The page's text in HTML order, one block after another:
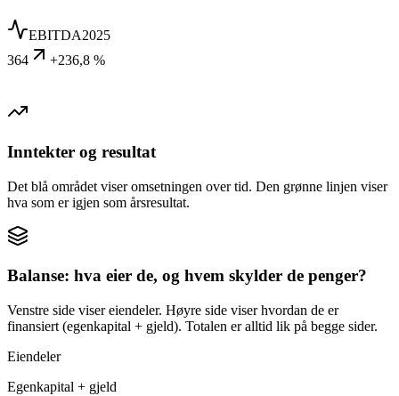
EBITDA2025
364
+236,8 %
Inntekter og resultat
Det blå området viser omsetningen over tid. Den grønne linjen viser
hva som er igjen som årsresultat.
Balanse: hva eier de, og hvem skylder de penger?
Venstre side viser eiendeler. Høyre side viser hvordan de er
finansiert (egenkapital + gjeld). Totalen er alltid lik på begge sider.
Eiendeler
Egenkapital + gjeld